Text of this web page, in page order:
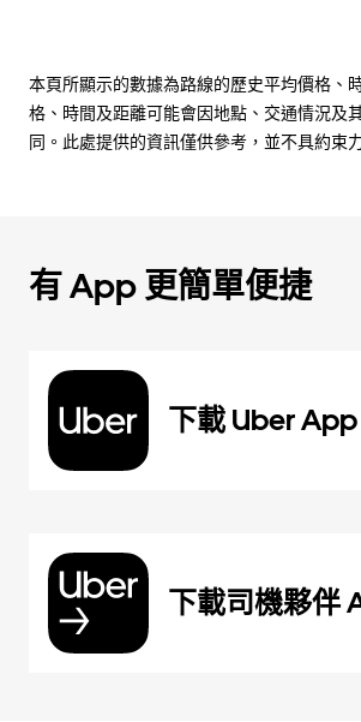
本頁所顯示的數據為路線的歷史平均價格、
格、時間及距離可能會因地點、交通情況及
同。此處提供的資訊僅供參考，並不具約束
有 App 更簡單便捷
下載 Uber App
下載司機夥伴